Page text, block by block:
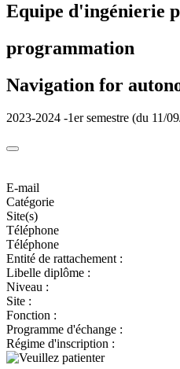
Equipe d'ingénierie
programmation
Navigation for
2023-2024 -1er semestre (du 11/
E-mail
Catégorie
Site(s)
Téléphone
Téléphone
Entité de rattachement :
Libelle diplôme :
Niveau :
Site :
Fonction :
Programme d'échange :
Régime d'inscription :